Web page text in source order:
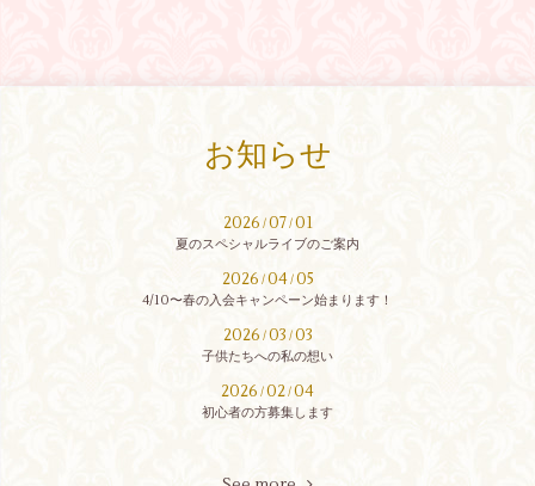
お知らせ
2026 /07/01
夏のスペシャルライブのご案内
2026 /04/05
4/10〜春の入会キャンペーン始まります！
2026 /03 /03
子供たちへの私の想い
2026 /02/04
初心者の方募集します